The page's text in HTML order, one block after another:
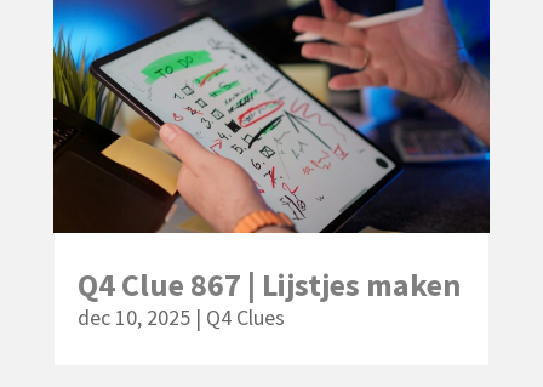
Q4 Clue 867 | Lijstjes maken
dec 10, 2025| Q4 Clues